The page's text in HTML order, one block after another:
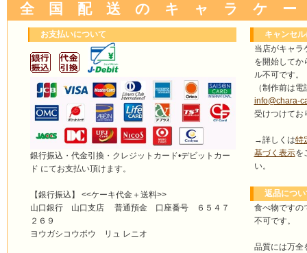
全 国 配 送 の キ ャ ラ ケ
お支払いについて
銀行振込・代金引換・クレジットカード•デビットカー
ド にてお支払い頂けます。
【銀行振込】 <<ケーキ代金＋送料>>
山口銀行 山口支店 普通預金 口座番号 ６５４７
２６９
ヨウガシコウボウ リュ レニオ
キャンセル
当店がキャラ
を開始してか
ル不可です。
（制作前は
info@chara-
受けつけてお
→詳しくは特
基づく表示を
い。
返品につい
食べ物ですの
不可です。
品質には万全